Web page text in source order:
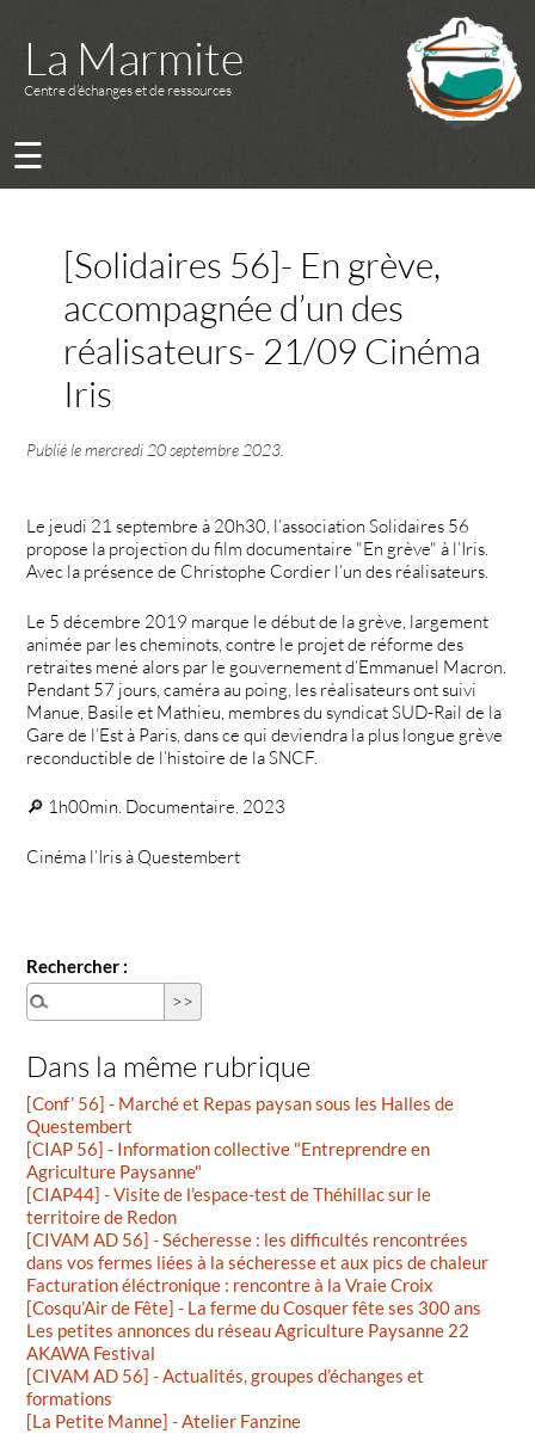
La Marmite
Centre d’échanges et de ressources
☰
[Solidaires 56]- En grève,
accompagnée d’un des
réalisateurs- 21/09 Cinéma
Iris
Publié lemercredi 20 septembre 2023
Le jeudi 21 septembre à 20h30, l’association Solidaires 56
propose la projection du film documentaire "En grève" à l’Iris.
Avec la présence de Christophe Cordier l’un des réalisateurs.
Le 5 décembre 2019 marque le début de la grève, largement
animée par les cheminots, contre le projet de réforme des
retraites mené alors par le gouvernement d’Emmanuel Macron.
Pendant 57 jours, caméra au poing, les réalisateurs ont suivi
Manue, Basile et Mathieu, membres du syndicat SUD-Rail de la
Gare de l’Est à Paris, dans ce qui deviendra la plus longue grève
reconductible de l’histoire de la SNCF.
🔎 1h00min. Documentaire. 2023
Cinéma l’Iris à Questembert
Rechercher :
Dans la même rubrique
[Conf’ 56] - Marché et Repas paysan sous les Halles de
Questembert
[CIAP 56] - Information collective "Entreprendre en
Agriculture Paysanne"
[CIAP44] - Visite de l’espace-test de Théhillac sur le
territoire de Redon
[CIVAM AD 56] - Sécheresse : les difficultés rencontrées
dans vos fermes liées à la sécheresse et aux pics de chaleur
Facturation éléctronique : rencontre à la Vraie Croix
[Cosqu’Air de Fête] - La ferme du Cosquer fête ses 300 ans
Les petites annonces du réseau Agriculture Paysanne 22
AKAWA Festival
[CIVAM AD 56] - Actualités, groupes d’échanges et
formations
[La Petite Manne] - Atelier Fanzine